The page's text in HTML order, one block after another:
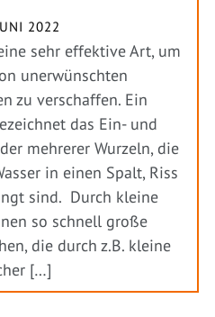
2022
sehr effektive Art, um
unerwünschten
zu verschaffen. Ein
das Ein- und
mehrerer Wurzeln, die
in einen Spalt, Riss
sind. Durch kleine
so schnell große
die durch z.B. kleine
[…]